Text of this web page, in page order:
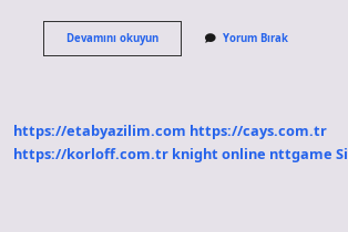
Devamını okuyunKatolik
Nasıl
Yorum Bırak
https://etabyazilim.com https://cays.com.tr
https://korloff.com.tr knight online nttgame